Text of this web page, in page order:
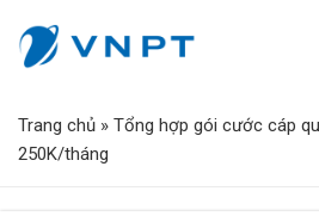
Trang chủ » Tổng hợp gói cước cáp
250K/tháng